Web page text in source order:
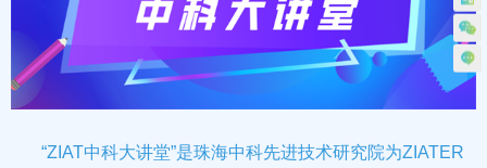
“ZIAT中科大讲堂”是珠海中科先进技术研究院为ZIATER